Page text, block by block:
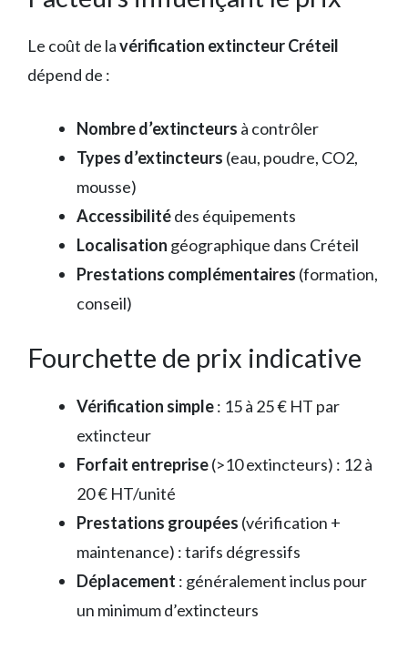
Le coût de lavérification extincteur Créteil
dépend de :
Nombre d’extincteurs à contrôler
Types d’extincteurs (eau, poudre, CO2,
mousse)
Accessibilitédes équipements
Localisation géographique dans Créteil
Prestations complémentaires (formation,
conseil)
Fourchette de prix indicative
Vérification simple: 15 à 25 € HT par
extincteur
Forfait entreprise(>10 extincteurs) : 12 à
20 € HT/unité
Prestations groupées (vérification +
maintenance) : tarifs dégressifs
Déplacement : généralement inclus pour
un minimum d’extincteurs